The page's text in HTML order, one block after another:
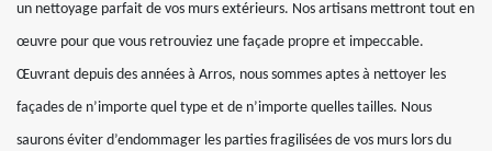
un nettoyage parfait de vos murs extérieurs. Nos artisans mettront tout en
œuvre pour que vous retrouviez une façade propre et impeccable.
Œuvrant depuis des années à Arros, nous sommes aptes à nettoyer les
façades de n’importe quel type et de n’importe quelles tailles. Nous
saurons éviter d’endommager les parties fragilisées de vos murs lors du